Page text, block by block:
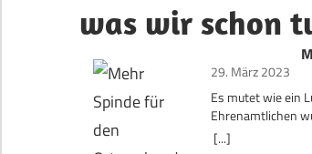
was wir schon
29. März 2023
Es mutet wie ein
Ehrenamtlichen
[...]